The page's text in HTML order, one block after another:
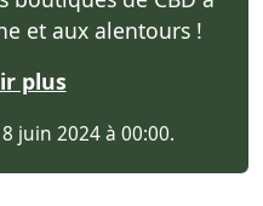
et aux alentours !
plus
juin 2024 à 00:00.